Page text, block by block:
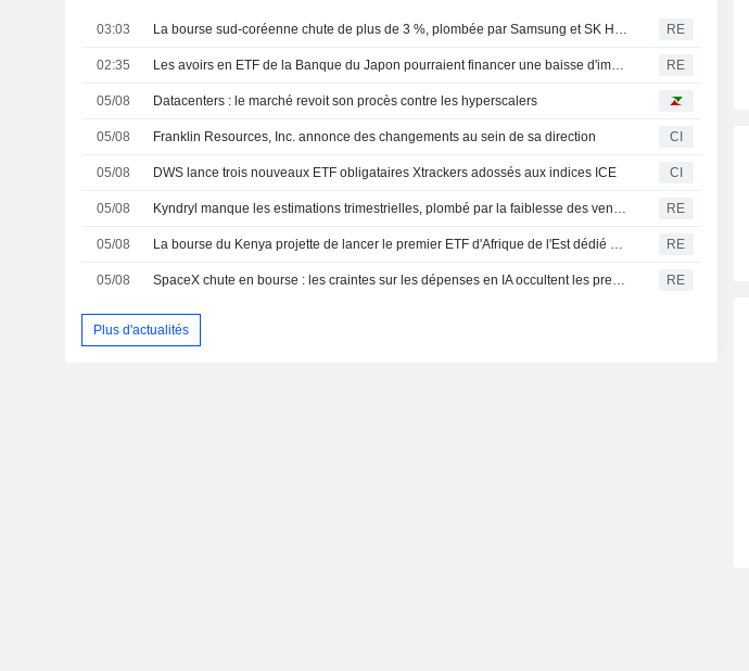
03:03 La bourse sud-coréenne chute de plus de 3 %, plombée par Samsung et SK Hynix RE
02:35 Les avoirs en ETF de la Banque du Japon pourraient financer une baisse d'impôts, selon un responsable du PLD RE
05/08 Datacenters : le marché revoit son procès contre les hyperscalers
05/08 Franklin Resources, Inc. annonce des changements au sein de sa direction CI
05/08 DWS lance trois nouveaux ETF obligataires Xtrackers adossés aux indices ICE CI
05/08 Kyndryl manque les estimations trimestrielles, plombé par la faiblesse des ventes et les charges liées aux suppressions de postes RE
05/08 La bourse du Kenya projette de lancer le premier ETF d'Afrique de l'Est dédié à l'IA RE
05/08 SpaceX chute en bourse : les craintes sur les dépenses en IA occultent les premiers résultats RE
Plus d'actualités